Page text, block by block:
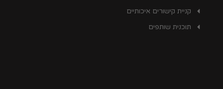
קניית קישורים איכותיים
תוכנית שותפים